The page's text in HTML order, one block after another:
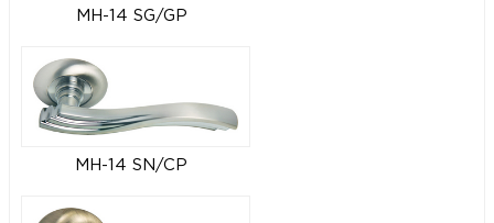
MH-14 SG/GP
MH-14 SN/CP